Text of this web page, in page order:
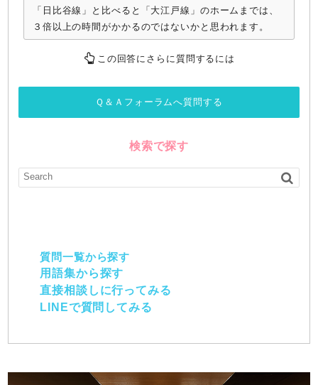
「日比谷線」と比べると「大江戸線」のホームまでは、
３倍以上の時間がかかるのではないかと思われます。
この回答にさらに質問するには
Ｑ＆Ａフォーラムへ質問する
検索で探す
質問一覧から探す
用語集から探す
直接相談しに行ってみる
LINEで質問してみる